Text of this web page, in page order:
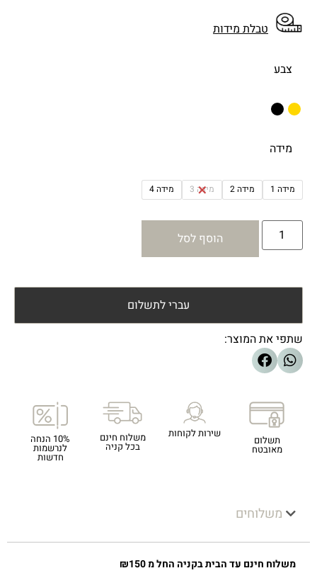
טבלת מידות
צבע
מידה
מידה 1 מידה 2 מידה 3 מידה 4
הוסף לסל
עברי לתשלום
שתפי את המוצר:
תשלום
מאובטח
שירות לקוחות משלוח חינם
בכל קניה
10% הנחה
לנרשמות
חדשות
משלוחים
משלוח חינם עד הבית בקניה החל מ ₪150